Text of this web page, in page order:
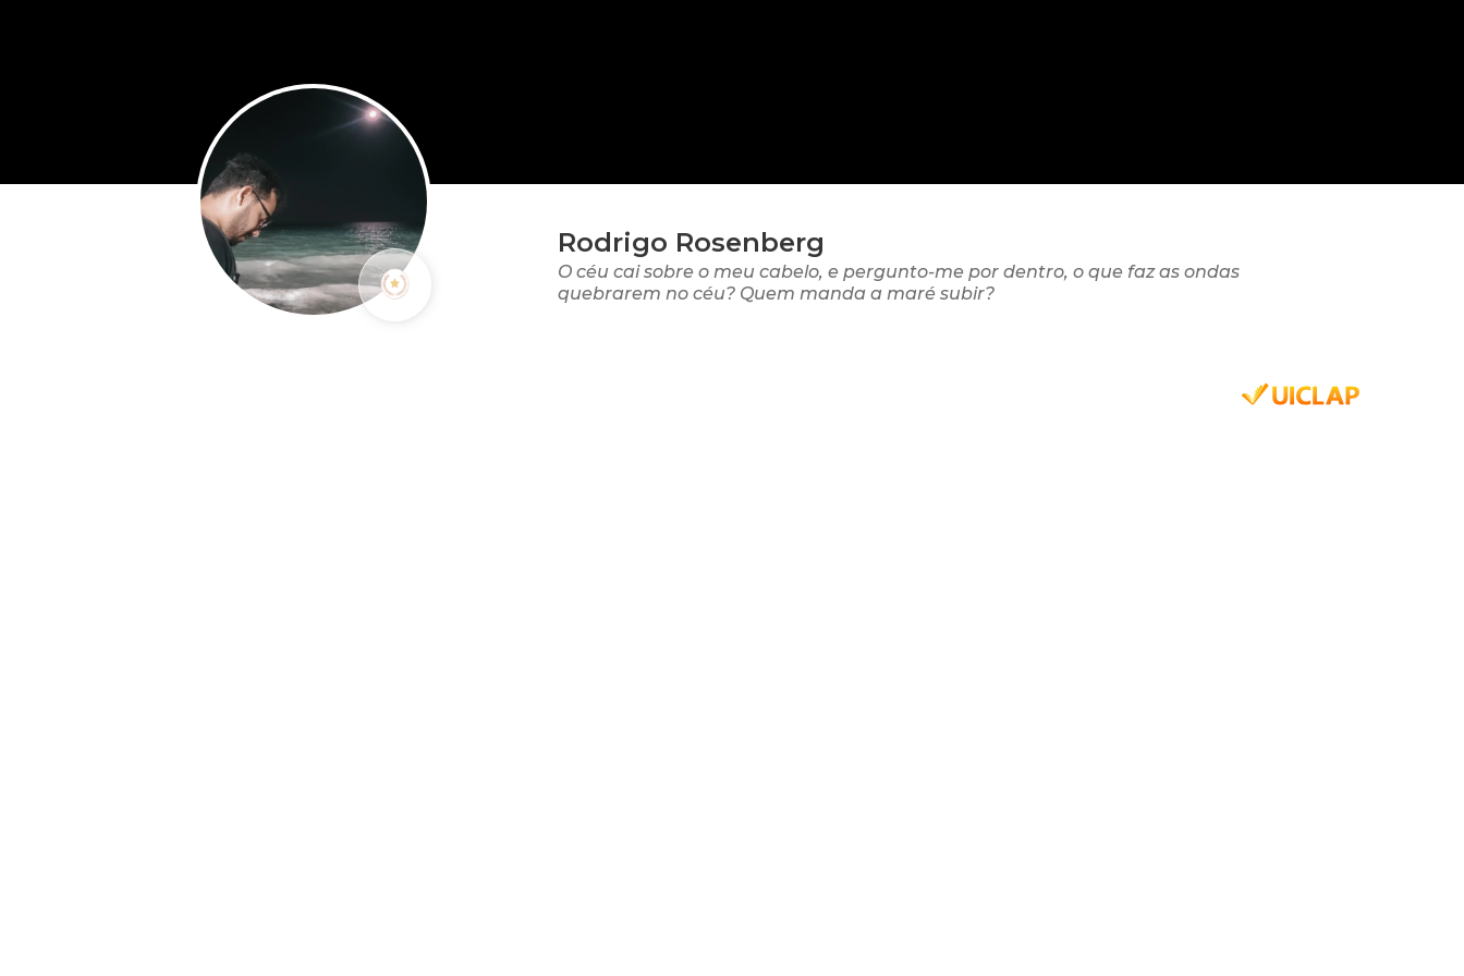
Rodrigo Rosenberg
O céu cai sobre o meu cabelo, e pergunto-me por dentro, o que faz as ondas
quebrarem no céu? Quem manda a maré subir?